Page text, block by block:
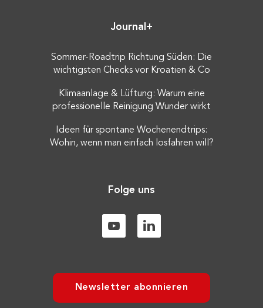
Journal+
Sommer-Roadtrip Richtung Süden: Die
wichtigsten Checks vor Kroatien & Co
Klimaanlage & Lüftung: Warum eine
professionelle Reinigung Wunder wirkt
Ideen für spontane Wochenendtrips:
Wohin, wenn man einfach losfahren will?
Folge uns
Newsletter abonnieren